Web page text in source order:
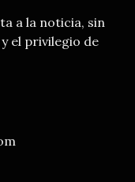
a la noticia, sin
el privilegio de